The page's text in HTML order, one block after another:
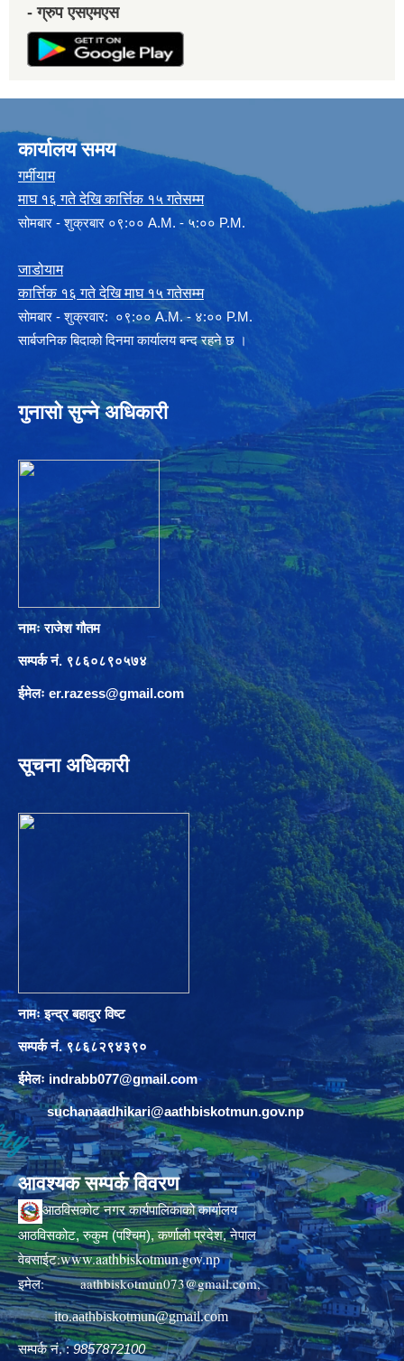
- ग्रुप एसएमएस
कार्यालय समय
गर्मीयाम
माघ १६ गते देखि कार्त्तिक १५ गतेसम्म
सोमबार - शुक्रबार ०९:०० A.M. - ५:०० P.M.
जाडोयाम
कार्त्तिक १६ गते देखि माघ १५ गतेसम्म
साेमबार - शुक्रवार: ०९:०० A.M. - ४:०० P.M.
सार्बजनिक बिदाको दिनमा कार्यालय बन्द रहने छ ।
गुनासो सुन्ने अधिकारी
नामः राजेश गौतम
सम्पर्क नं. ९८६०८९०५७४
ईमेलः er.razess@gmail.com
सूचना अधिकारी
नामः इन्द्र बहादुर विष्ट
सम्पर्क नं. ९८६८२९४३९०
ईमेलः indrabb077@gmail.com
suchanaadhikari@aathbiskotmun.gov.np
आवश्यक सम्पर्क विवरण
आठविसकोट नगर कार्यपालिकाको कार्यालय
आठविसकोट, रुकुम (पश्चिम), कर्णाली प्रदेश, नेपाल
वेबसाईट:www.aathbiskotmun.gov.np
इमेल:aathbiskotmun073@gmail.com,
ito.aathbiskotmun@gmail.com
सम्पर्क नं. :9857872100